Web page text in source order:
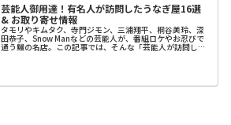
芸能人御用達！有名人が訪問したうなぎ屋16選
& お取り寄せ情報
タモリやキムタク、寺門ジモン、三浦翔平、桐谷美玲、深
田恭子、Snow Manなどの芸能人が、番組ロケやお忍びで
通う鰻の名店。この記事では、そんな「芸能人が訪問し